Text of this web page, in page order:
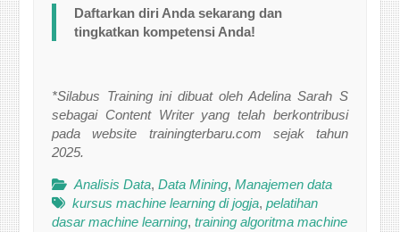
Daftarkan diri Anda sekarang dan
tingkatkan kompetensi Anda!
*Silabus Training ini dibuat oleh Adelina Sarah S
sebagai Content Writer yang telah berkontribusi
pada website trainingterbaru.com sejak tahun
2025.
Analisis Data,Data Mining,Manajemen data
kursus machine learning di jogja,pelatihan
dasar machine learning,training algoritma machine